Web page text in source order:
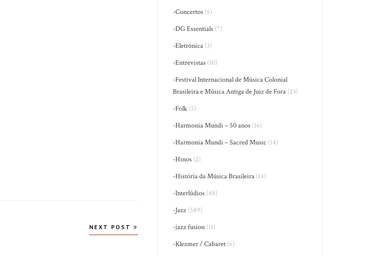
NEXT POST
-Concertos (5)
-DG Essentials (7)
-Eletrônica (3)
-Entrevistas (10)
-Festival Internacional de Música Colonial
Brasileira e Música Antiga de Juiz de Fora (23)
-Folk (5)
-Harmonia Mundi – 50 anos (16)
-Harmonia Mundi – Sacred Music (14)
-Hinos (2)
-História da Música Brasileira (14)
-Interlúdios (48)
-Jazz (589)
-jazz fusion (11)
-Klezmer / Cabaret (6)